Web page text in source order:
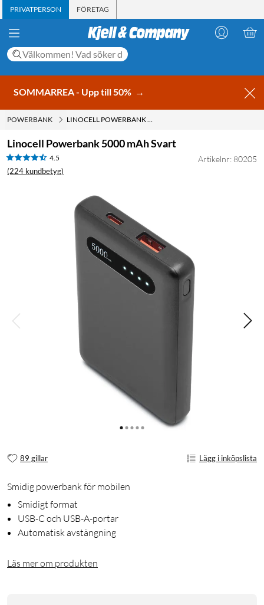
PRIVATPERSON FÖRETAG
SOMMARREA - Upp till 50% →
POWERBANK LINOCELL POWERBANK 5000 MAH SVART
Linocell Powerbank 5000 mAh Svart
4.5
(224 kundbetyg)
Artikelnr: 80205
89 gillar Lägg i inköpslista
Smidig powerbank för mobilen
Smidigt format
USB-C och USB-A-portar
Automatisk avstängning
Läs mer om produkten